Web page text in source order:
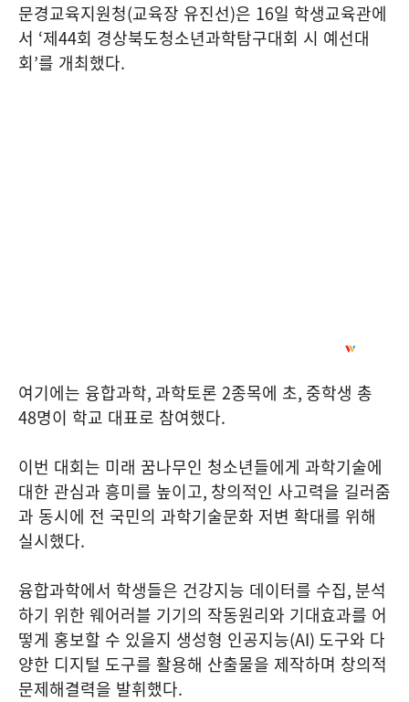
문경교육지원청(교육장 유진선)은 16일 학생교육관에
서 ‘제44회 경상북도청소년과학탐구대회 시 예선대
회’를 개최했다.
여기에는 융합과학,과학토론 2종목에 초, 중학생 총
48명이 학교 대표로 참여했다.
이번 대회는 미래 꿈나무인 청소년들에게 과학기술에
대한 관심과 흥미를 높이고, 창의적인 사고력을 길러줌
과 동시에 전 국민의 과학기술문화 저변 확대를 위해
실시했다.
융합과학에서 학생들은 건강지능 데이터를 수집, 분석
하기 위한 웨어러블 기기의 작동원리와 기대효과를 어
떻게 홍보할 수 있을지 생성형 인공지능(AI) 도구와 다
양한 디지털 도구를 활용해 산출물을 제작하며 창의적
문제해결력을 발휘했다.